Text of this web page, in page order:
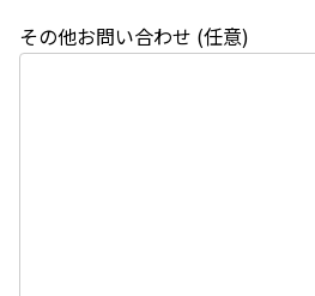
その他お問い合わせ (任意)